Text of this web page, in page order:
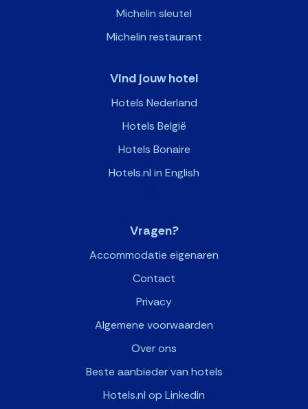
Michelin sleutel
Michelin restaurant
Vind jouw hotel
Hotels Nederland
Hotels België
Hotels Bonaire
Hotels.nl in English
>
Vragen?
Accommodatie eigenaren
Contact
Privacy
Algemene voorwaarden
Over ons
Beste aanbieder van hotels
Hotels.nl op Linkedin